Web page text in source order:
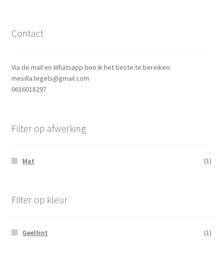
Contact
Via de mail en Whatsapp ben ik het beste te bereiken:
mesilla.tegels@gmail.com
0616018297
Filter op afwerking
Mat (1)
Filter op kleur
Geeltint (1)